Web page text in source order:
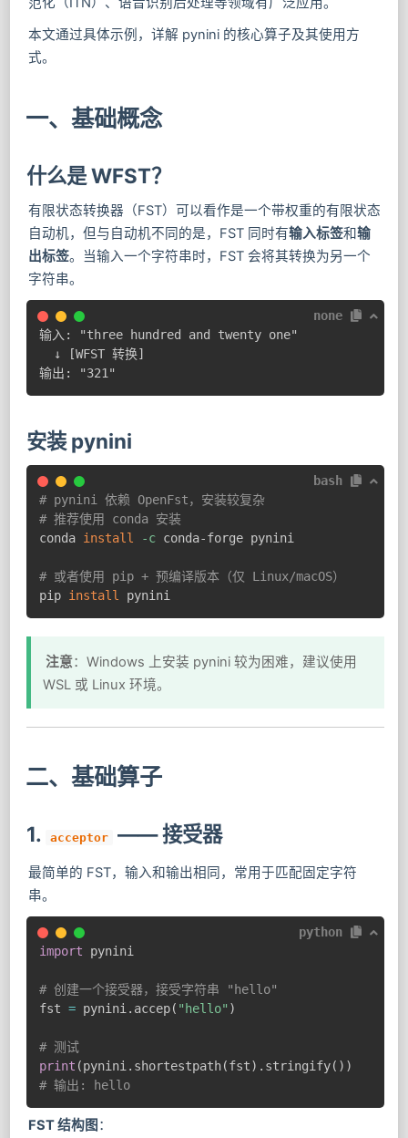
本文通过具体示例，详解 pynini 的核心算子及其使用方
式。
一、基础概念
什么是 WFST？
有限状态转换器（FST）可以看作是一个带权重的有限状态
自动机，但与自动机不同的是，FST 同时有输入标签和输
出标签。当输入一个字符串时，FST 会将其转换为另一个
字符串。
none
输入: "three hundred and twenty one"
  ↓ [WFST 转换]
输出: "321"
安装 pynini
bash
# pynini 依赖 OpenFst，安装较复杂
# 推荐使用 conda 安装
conda install -c conda-forge pynini
# 或者使用 pip + 预编译版本（仅 Linux/macOS）
pip install pynini
注意：Windows 上安装 pynini 较为困难，建议使用
WSL 或 Linux 环境。
二、基础算子
1. acceptor —— 接受器
最简单的 FST，输入和输出相同，常用于匹配固定字符
串。
python
import pynini
# 创建一个接受器，接受字符串 "hello"
fst = pynini . accep( "hello" )
# 测试
print (pynini . shortestpath(fst) . stringify( ) )
# 输出: hello
FST 结构图 ：